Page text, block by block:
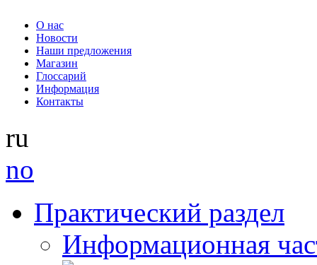
О нас
Новости
Наши предложения
Магазин
Глоссарий
Информация
Контакты
ru
no
Практический раздел
Информационная